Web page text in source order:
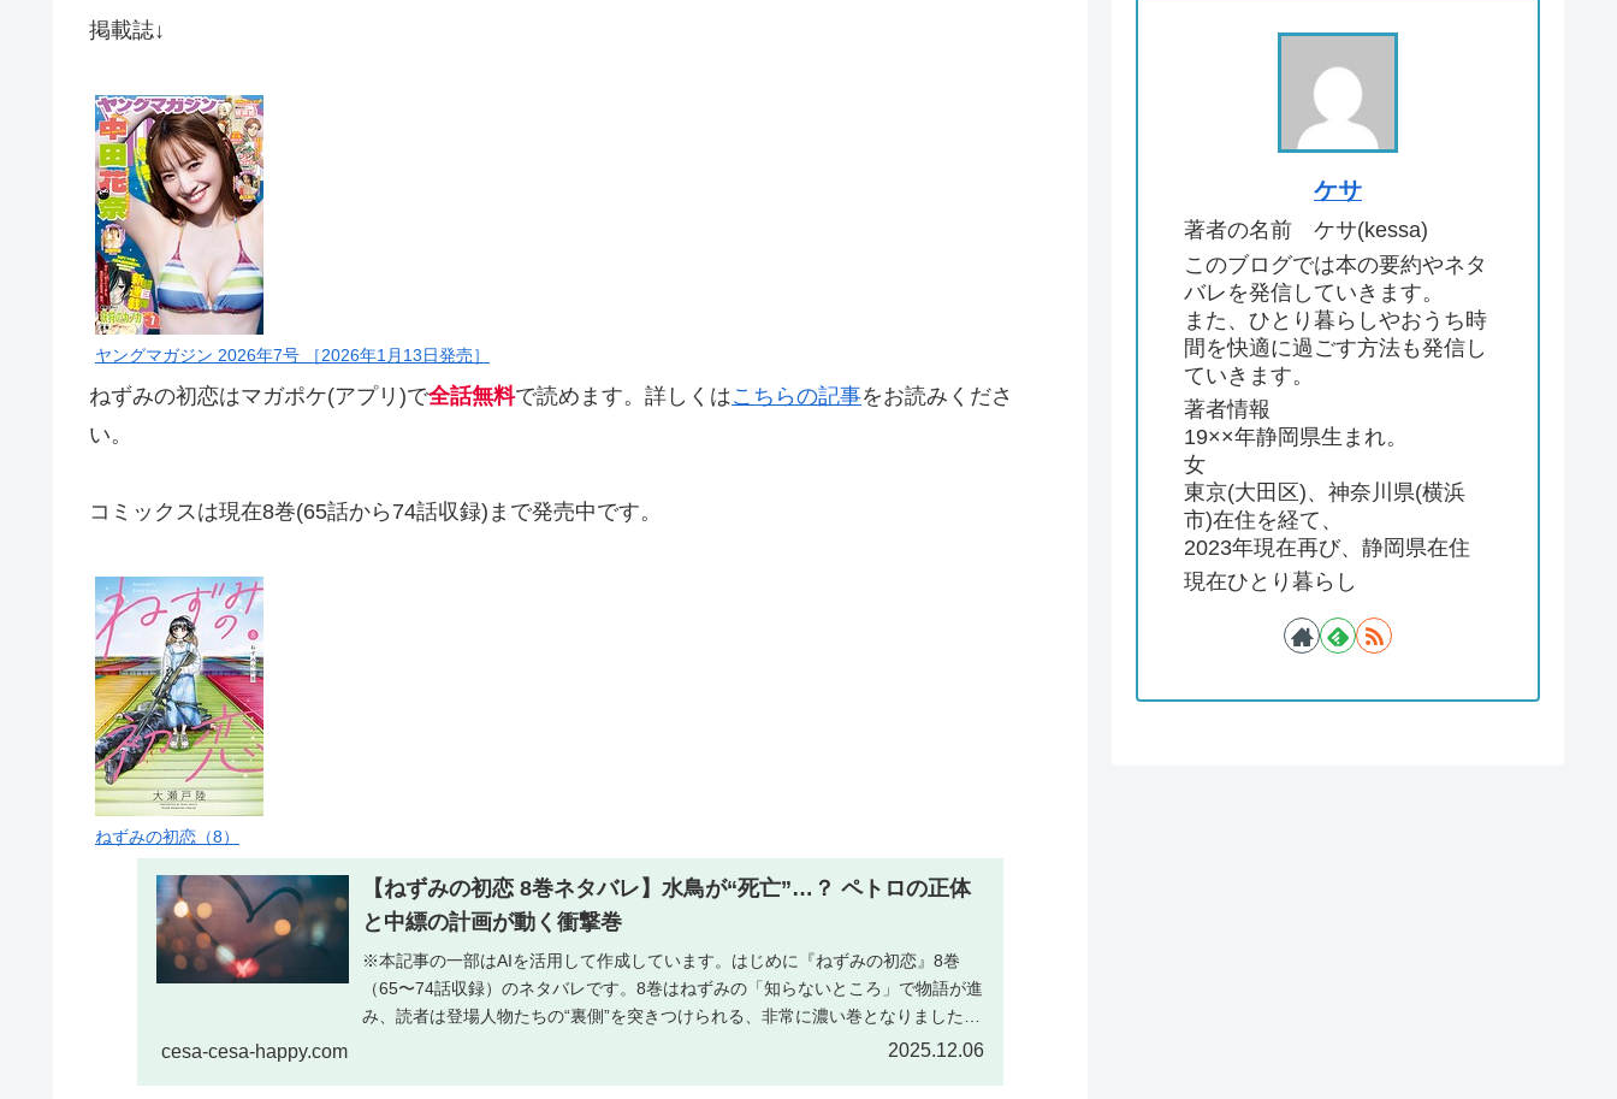
掲載誌↓
ヤングマガジン 2026年7号 ［2026年1月13日発売］
ねずみの初恋はマガポケ(アプリ)で全話無料で読めます。詳しくはこちらの記事をお読みくださ
い。
コミックスは現在8巻(65話から74話収録)まで発売中です。
ねずみの初恋（8）
【ねずみの初恋 8巻ネタバレ】水鳥が“死亡”…？ ペトロの正体
と中縹の計画が動く衝撃巻
※本記事の一部はAIを活用して作成しています。はじめに『ねずみの初恋』8巻
（65〜74話収録）のネタバレです。8巻はねずみの「知らないところ」で物語が進
み、読者は登場人物たちの“裏側”を突きつけられる、非常に濃い巻となりました。
cesa-cesa-happy.com 2025.12.06
ケサ
著者の名前 ケサ(kessa)
このブログでは本の要約やネタ
バレを発信していきます。
また、ひとり暮らしやおうち時
間を快適に過ごす方法も発信し
ていきます。
著者情報
19××年静岡県生まれ。
女
東京(大田区)、神奈川県(横浜
市)在住を経て、
2023年現在再び、静岡県在住
現在ひとり暮らし